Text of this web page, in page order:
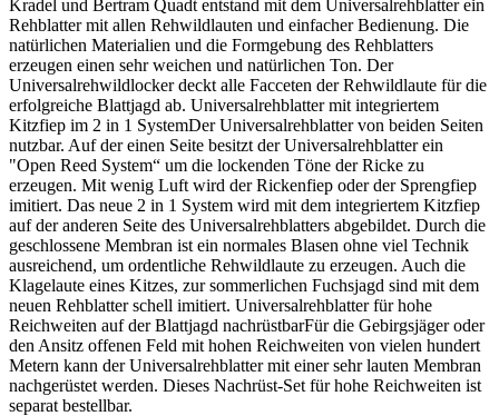
Kradel und Bertram Quadt entstand mit dem Universalrehblatter ein
Rehblatter mit allen Rehwildlauten und einfacher Bedienung. Die
natürlichen Materialien und die Formgebung des Rehblatters
erzeugen einen sehr weichen und natürlichen Ton. Der
Universalrehwildlocker deckt alle Facceten der Rehwildlaute für die
erfolgreiche Blattjagd ab. Universalrehblatter mit integriertem
Kitzfiep im 2 in 1 SystemDer Universalrehblatter von beiden Seiten
nutzbar. Auf der einen Seite besitzt der Universalrehblatter ein
"Open Reed System“ um die lockenden Töne der Ricke zu
erzeugen. Mit wenig Luft wird der Rickenfiep oder der Sprengfiep
imitiert. Das neue 2 in 1 System wird mit dem integriertem Kitzfiep
auf der anderen Seite des Universalrehblatters abgebildet. Durch die
geschlossene Membran ist ein normales Blasen ohne viel Technik
ausreichend, um ordentliche Rehwildlaute zu erzeugen. Auch die
Klagelaute eines Kitzes, zur sommerlichen Fuchsjagd sind mit dem
neuen Rehblatter schell imitiert. Universalrehblatter für hohe
Reichweiten auf der Blattjagd nachrüstbarFür die Gebirgsjäger oder
den Ansitz offenen Feld mit hohen Reichweiten von vielen hundert
Metern kann der Universalrehblatter mit einer sehr lauten Membran
nachgerüstet werden. Dieses Nachrüst-Set für hohe Reichweiten ist
separat bestellbar.